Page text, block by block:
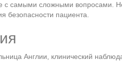
с самыми сложными вопросами.
безопасности пациента.
Англии, клинический